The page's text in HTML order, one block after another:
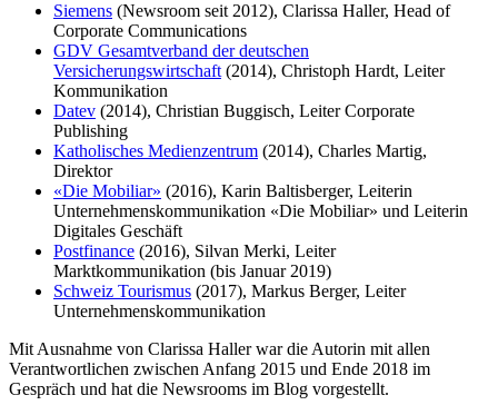
Siemens (Newsroom seit 2012), Clarissa Haller, Head of
Corporate Communications
GDV Gesamtverband der deutschen
Versicherungswirtschaft (2014), Christoph Hardt, Leiter
Kommunikation
Datev (2014), Christian Buggisch, Leiter Corporate
Publishing
Katholisches Medienzentrum (2014), Charles Martig,
Direktor
«Die Mobiliar» (2016), Karin Baltisberger, Leiterin
Unternehmenskommunikation «Die Mobiliar» und Leiterin
Digitales Geschäft
Postfinance (2016), Silvan Merki, Leiter
Marktkommunikation (bis Januar 2019)
Schweiz Tourismus (2017), Markus Berger, Leiter
Unternehmenskommunikation
Mit Ausnahme von Clarissa Haller war die Autorin mit allen
Verantwortlichen zwischen Anfang 2015 und Ende 2018 im
Gespräch und hat die Newsrooms im Blog vorgestellt.